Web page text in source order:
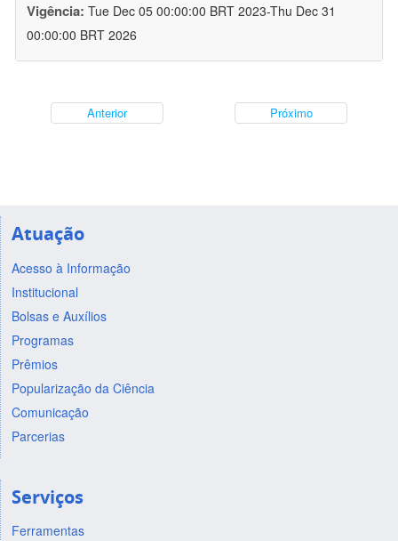
Vigência: Tue Dec 05 00:00:00 BRT 2023-Thu Dec 31
00:00:00 BRT 2026
Anterior Próximo
Atuação
Acesso à Informação
Institucional
Bolsas e Auxílios
Programas
Prêmios
Popularização da Ciência
Comunicação
Parcerias
Serviços
Ferramentas